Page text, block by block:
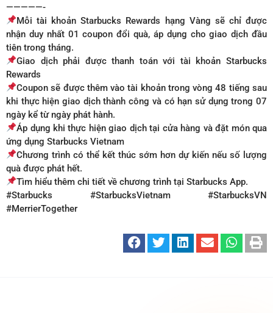
—————-​
Mỗi tài khoản Starbucks Rewards hạng Vàng sẽ chỉ được
nhận duy nhất 01 coupon đổi quà, áp dụng cho giao dịch đầu
tiên trong tháng.​
Giao dịch phải được thanh toán với tài khoản Starbucks
Rewards​
Coupon sẽ được thêm vào tài khoản trong vòng 48 tiếng sau
khi thực hiện giao dịch thành công và có hạn sử dụng trong 07
ngày kể từ ngày phát hành.​
Áp dụng khi thực hiện giao dịch tại cửa hàng và đặt món qua
ứng dụng Starbucks Vietnam​
Chương trình có thể kết thúc sớm hơn dự kiến nếu số lượng
quà được phát hết.​
Tìm hiểu thêm chi tiết về chương trình tại Starbucks App.​
#Starbucks #StarbucksVietnam #StarbucksVN
#MerrierTogether